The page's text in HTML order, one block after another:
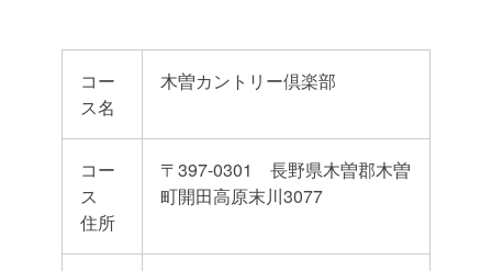
コー
ス名
木曽カントリー倶楽部
コー
ス
住所
〒397-0301 長野県木曽郡木曽
町開田高原末川3077